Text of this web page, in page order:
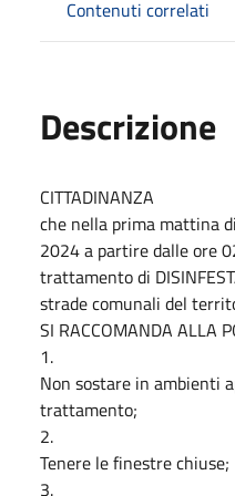
Contenuti correlati
Descrizione
SI
CITTADINANZA
che nella prima mattina di
2024 a partire dalle ore
trattamento di
strade comunali del
SI RACCOMANDA ALLA
1.
Non sostare in ambienti
trattamento;
2.
Tenere le finestre chiuse;
3.